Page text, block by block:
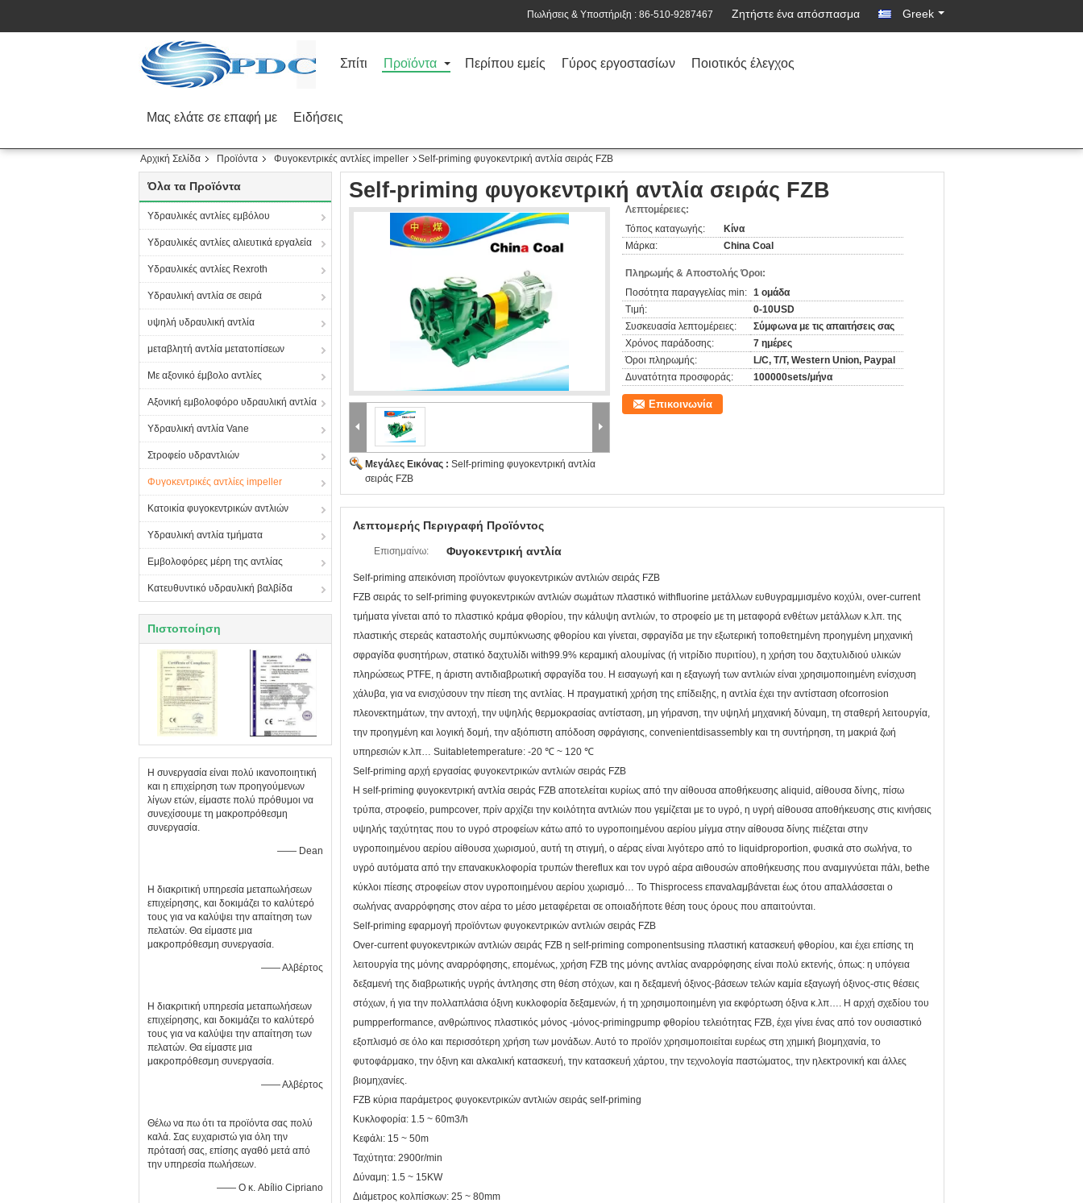
Πωλήσεις & Υποστήριξη : 86-510-9287467 Ζητήστε ένα απόσπασμα Greek
Σπίτι Προϊόντα Περίπου εμείς Γύρος εργοστασίων Ποιοτικός έλεγχος
Μας ελάτε σε επαφή με Ειδήσεις
Αρχική Σελίδα Προϊόντα Φυγοκεντρικές αντλίες impeller Self-priming φυγοκεντρική αντλία σειράς FZB
Όλα τα Προϊόντα
Υδραυλικές αντλίες εμβόλου
Υδραυλικές αντλίες αλιευτικά εργαλεία
Υδραυλικές αντλίες Rexroth
Υδραυλική αντλία σε σειρά
υψηλή υδραυλική αντλία
μεταβλητή αντλία μετατοπίσεων
Με αξονικό έμβολο αντλίες
Αξονική εμβολοφόρο υδραυλική αντλία
Υδραυλική αντλία Vane
Στροφείο υδραντλιών
Φυγοκεντρικές αντλίες impeller
Κατοικία φυγοκεντρικών αντλιών
Υδραυλική αντλία τμήματα
Εμβολοφόρες μέρη της αντλίας
Κατευθυντικό υδραυλική βαλβίδα
Πιστοποίηση
Η συνεργασία είναι πολύ ικανοποιητική
και η επιχείρηση των προηγούμενων
λίγων ετών, είμαστε πολύ πρόθυμοι να
συνεχίσουμε τη μακροπρόθεσμη
συνεργασία.
—— Dean
Η διακριτική υπηρεσία μεταπωλήσεων
επιχείρησης, και δοκιμάζει το καλύτερό
τους για να καλύψει την απαίτηση των
πελατών. Θα είμαστε μια
μακροπρόθεσμη συνεργασία.
—— Αλβέρτος
Η διακριτική υπηρεσία μεταπωλήσεων
επιχείρησης, και δοκιμάζει το καλύτερό
τους για να καλύψει την απαίτηση των
πελατών. Θα είμαστε μια
μακροπρόθεσμη συνεργασία.
—— Αλβέρτος
Θέλω να πω ότι τα προϊόντα σας πολύ
καλά. Σας ευχαριστώ για όλη την
πρότασή σας, επίσης αγαθό μετά από
την υπηρεσία πωλήσεων.
—— Ο κ. Abílio Cipriano
Self-priming φυγοκεντρική αντλία σειράς FZB
Μεγάλες Εικόνας : Self-priming φυγοκεντρική αντλία
σειράς FZB
Λεπτομέρειες:
Τόπος καταγωγής:
Κίνα
Μάρκα:
China Coal
Πληρωμής & Αποστολής Όροι:
Ποσότητα παραγγελίας min: 1 ομάδα
Τιμή:
0-10USD
Συσκευασία λεπτομέρειες:
Σύμφωνα με τις απαιτήσεις σας
Χρόνος παράδοσης:
7 ημέρες
Όροι πληρωμής:
L/C, T/T, Western Union, Paypal
Δυνατότητα προσφοράς:
100000sets/μήνα
Επικοινωνία
Λεπτομερής Περιγραφή Προϊόντος
Επισημαίνω: Φυγοκεντρική αντλία
Self-priming απεικόνιση προϊόντων φυγοκεντρικών αντλιών σειράς FZB
FZB σειράς το self-priming φυγοκεντρικών αντλιών σωμάτων πλαστικό withfluorine μετάλλων ευθυγραμμισμένο κοχύλι, over-current
τμήματα γίνεται από το πλαστικό κράμα φθορίου, την κάλυψη αντλιών, το στροφείο με τη μεταφορά ενθέτων μετάλλων κ.λπ. της
πλαστικής στερεάς καταστολής συμπύκνωσης φθορίου και γίνεται, σφραγίδα με την εξωτερική τοποθετημένη προηγμένη μηχανική
σφραγίδα φυσητήρων, στατικό δαχτυλίδι with99.9% κεραμική αλουμίνας (ή νιτρίδιο πυριτίου), η χρήση του δαχτυλιδιού υλικών
πληρώσεως PTFE, η άριστη αντιδιαβρωτική σφραγίδα του. Η εισαγωγή και η εξαγωγή των αντλιών είναι χρησιμοποιημένη ενίσχυση
χάλυβα, για να ενισχύσουν την πίεση της αντλίας. Η πραγματική χρήση της επίδειξης, η αντλία έχει την αντίσταση ofcorrosion
πλεονεκτημάτων, την αντοχή, την υψηλής θερμοκρασίας αντίσταση, μη γήρανση, την υψηλή μηχανική δύναμη, τη σταθερή λειτουργία,
την προηγμένη και λογική δομή, την αξιόπιστη απόδοση σφράγισης, convenientdisassembly και τη συντήρηση, τη μακριά ζωή
υπηρεσιών κ.λπ… Suitabletemperature: -20 ℃ ~ 120 ℃
Self-priming αρχή εργασίας φυγοκεντρικών αντλιών σειράς FZB
Η self-priming φυγοκεντρική αντλία σειράς FZB αποτελείται κυρίως από την αίθουσα αποθήκευσης aliquid, αίθουσα δίνης, πίσω
τρύπα, στροφείο, pumpcover, πρίν αρχίζει την κοιλότητα αντλιών που γεμίζεται με το υγρό, η υγρή αίθουσα αποθήκευσης στις κινήσεις
υψηλής ταχύτητας που το υγρό στροφείων κάτω από το υγροποιημένου αερίου μίγμα στην αίθουσα δίνης πιέζεται στην
υγροποιημένου αερίου αίθουσα χωρισμού, αυτή τη στιγμή, ο αέρας είναι λιγότερο από το liquidproportion, φυσικά στο σωλήνα, το
υγρό αυτόματα από την επανακυκλοφορία τρυπών thereflux και τον υγρό αέρα αιθουσών αποθήκευσης που αναμιγνύεται πάλι, bethe
κύκλοι πίεσης στροφείων στον υγροποιημένου αερίου χωρισμό… Το Thisprocess επαναλαμβάνεται έως ότου απαλλάσσεται ο
σωλήνας αναρρόφησης στον αέρα το μέσο μεταφέρεται σε οποιαδήποτε θέση τους όρους που απαιτούνται.
Self-priming εφαρμογή προϊόντων φυγοκεντρικών αντλιών σειράς FZB
Over-current φυγοκεντρικών αντλιών σειράς FZB η self-priming componentsusing πλαστική κατασκευή φθορίου, και έχει επίσης τη
λειτουργία της μόνης αναρρόφησης, επομένως, χρήση FZB της μόνης αντλίας αναρρόφησης είναι πολύ εκτενής, όπως: η υπόγεια
δεξαμενή της διαβρωτικής υγρής άντλησης στη θέση στόχων, και η δεξαμενή όξινος-βάσεων τελών καμία εξαγωγή όξινος-στις θέσεις
στόχων, ή για την πολλαπλάσια όξινη κυκλοφορία δεξαμενών, ή τη χρησιμοποιημένη για εκφόρτωση όξινα κ.λπ…. Η αρχή σχεδίου του
pumpperformance, ανθρώπινος πλαστικός μόνος -μόνος-primingpump φθορίου τελειότητας FZB, έχει γίνει ένας από τον ουσιαστικό
εξοπλισμό σε όλο και περισσότερη χρήση των μονάδων. Αυτό το προϊόν χρησιμοποιείται ευρέως στη χημική βιομηχανία, το
φυτοφάρμακο, την όξινη και αλκαλική κατασκευή, την κατασκευή χάρτου, την τεχνολογία παστώματος, την ηλεκτρονική και άλλες
βιομηχανίες.
FZB κύρια παράμετρος φυγοκεντρικών αντλιών σειράς self-priming
Κυκλοφορία: 1.5 ~ 60m3/h
Κεφάλι: 15 ~ 50m
Ταχύτητα: 2900r/min
Δύναμη: 1.5 ~ 15KW
Διάμετρος κολπίσκων: 25 ~ 80mm